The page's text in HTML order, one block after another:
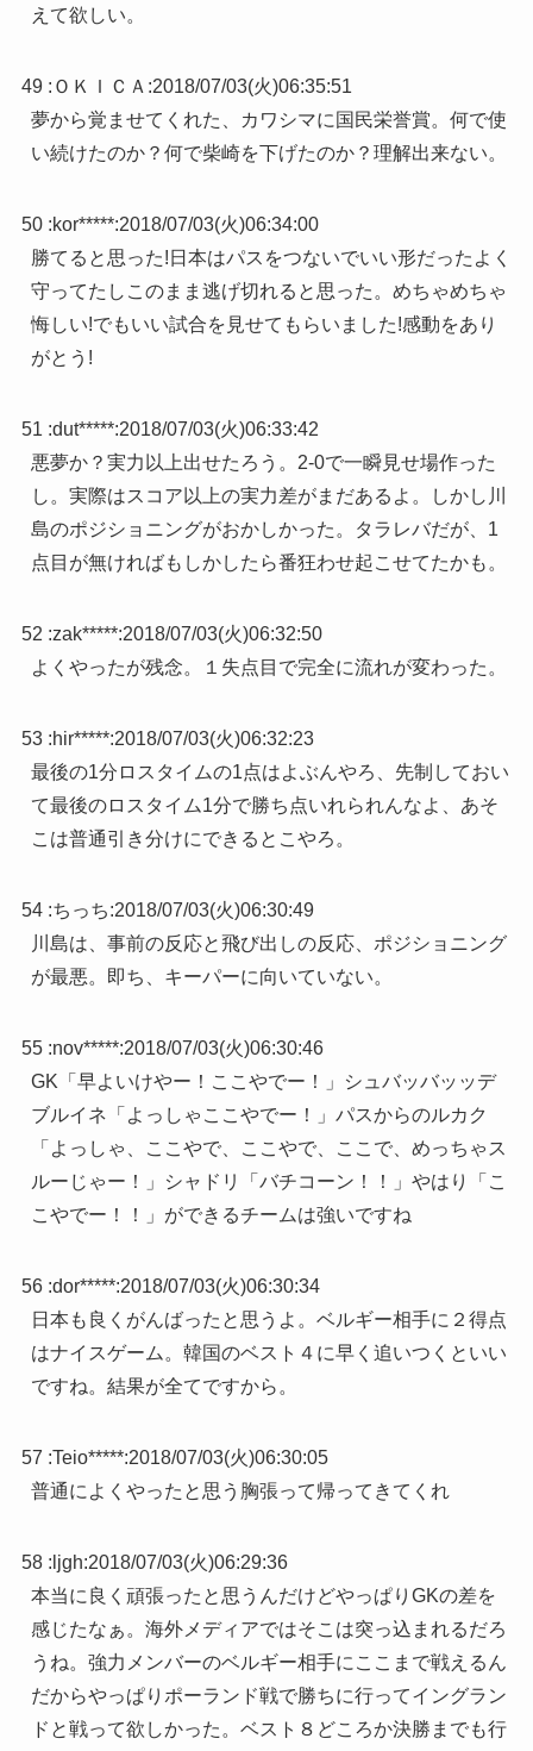
えて欲しい。
49 : ＯＫＩＣＡ :2018/07/03(火)06:35:51
夢から覚ませてくれた、カワシマに国民栄誉賞。何で使
い続けたのか？何で柴崎を下げたのか？理解出来ない。
50 :kor*****:2018/07/03(火)06:34:00
勝てると思った!日本はパスをつないでいい形だったよく
守ってたしこのまま逃げ切れると思った。めちゃめちゃ
悔しい!でもいい試合を見せてもらいました!感動をあり
がとう!
51 :dut*****:2018/07/03(火)06:33:42
悪夢か？実力以上出せたろう。2-0で一瞬見せ場作った
し。実際はスコア以上の実力差がまだあるよ。しかし川
島のポジショニングがおかしかった。タラレバだが、1
点目が無ければもしかしたら番狂わせ起こせてたかも。
52 :zak*****:2018/07/03(火)06:32:50
よくやったが残念。１失点目で完全に流れが変わった。
53 :hir*****:2018/07/03(火)06:32:23
最後の1分ロスタイムの1点はよぶんやろ、先制しておい
て最後のロスタイム1分で勝ち点いれられんなよ、あそ
こは普通引き分けにできるとこやろ。
54 :ちっち:2018/07/03(火)06:30:49
川島は、事前の反応と飛び出しの反応、ポジショニング
が最悪。即ち、キーパーに向いていない。
55 :nov*****:2018/07/03(火)06:30:46
GK「早よいけやー！ここやでー！」シュバッバッッデ
ブルイネ「よっしゃここやでー！」パスからのルカク
「よっしゃ、ここやで、ここやで、ここで、めっちゃス
ルーじゃー！」シャドリ「バチコーン！！」やはり「こ
こやでー！！」ができるチームは強いですね
56 :dor*****:2018/07/03(火)06:30:34
日本も良くがんばったと思うよ。ベルギー相手に２得点
はナイスゲーム。韓国のベスト４に早く追いつくといい
ですね。結果が全てですから。
57 :Teio*****:2018/07/03(火)06:30:05
普通によくやったと思う胸張って帰ってきてくれ
58 : ljgh:2018/07/03(火)06:29:36
本当に良く頑張ったと思うんだけどやっぱりGKの差を
感じたなぁ。海外メディアではそこは突っ込まれるだろ
うね。強力メンバーのベルギー相手にここまで戦えるん
だからやっぱりポーランド戦で勝ちに行ってイングラン
ドと戦って欲しかった。ベスト８どころか決勝までも行